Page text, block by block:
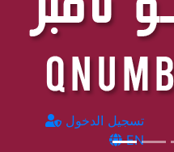
تسجيل الدخول
EN